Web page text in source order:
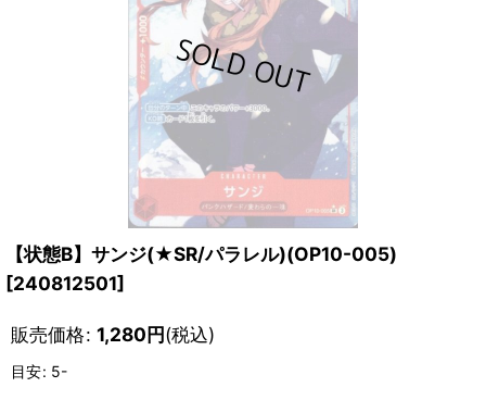
【状態B】サンジ(★SR/パラレル)(OP10-005)
[240812501]
販売価格: 1,280円(税込)
目安: 5-